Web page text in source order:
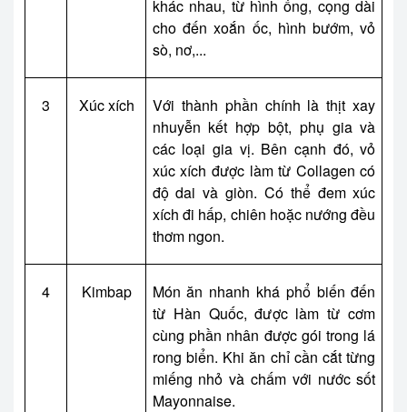
khác nhau, từ hình ống, cọng dài
cho đến xoắn ốc, hình bướm, vỏ
sò, nơ,...
3 Xúc xích
Với thành phần chính là thịt xay
nhuyễn kết hợp bột, phụ gia và
các loại gia vị. Bên cạnh đó, vỏ
xúc xích được làm từ Collagen có
độ dai và giòn. Có thể đem xúc
xích đi hấp, chiên hoặc nướng đều
thơm ngon.
4 Kimbap
Món ăn nhanh khá phổ biến đến
từ Hàn Quốc, được làm từ cơm
cùng phần nhân được gói trong lá
rong biển. Khi ăn chỉ cần cắt từng
miếng nhỏ và chấm với nước sốt
Mayonnaise.